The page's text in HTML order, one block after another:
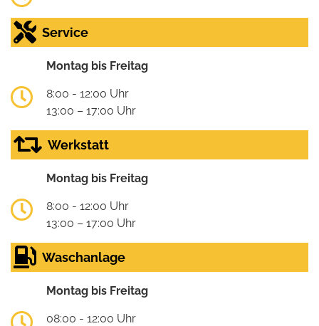
Service
Montag bis Freitag
8:00 - 12:00 Uhr
13:00 – 17:00 Uhr
Werkstatt
Montag bis Freitag
8:00 - 12:00 Uhr
13:00 – 17:00 Uhr
Waschanlage
Montag bis Freitag
08:00 - 12:00 Uhr